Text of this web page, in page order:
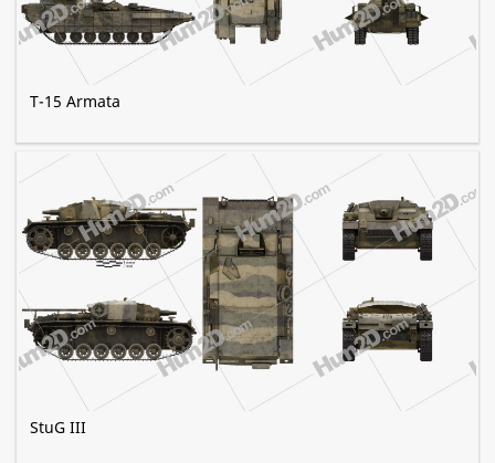
T-15 Armata
StuG III